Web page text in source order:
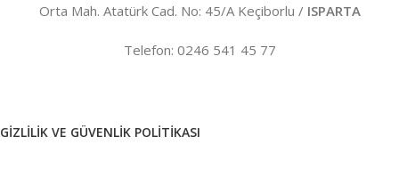
Orta Mah. Atatürk Cad. No: 45/A Keçiborlu / ISPARTA
Telefon: 0246 541 45 77
GIZLILIK VE GÜVENLIK POLITIKASI